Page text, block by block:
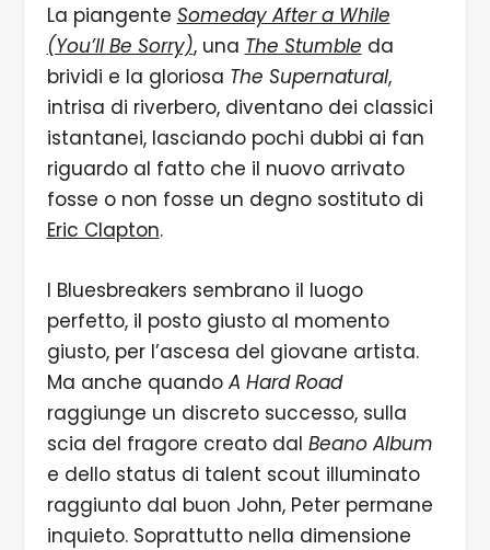
La piangente Someday After a While
(You’ll Be Sorry), una The Stumble da
brividi e la gloriosa The Supernatural,
intrisa di riverbero, diventano dei classici
istantanei, lasciando pochi dubbi ai fan
riguardo al fatto che il nuovo arrivato
fosse o non fosse un degno sostituto di
Eric Clapton.
I Bluesbreakers sembrano il luogo
perfetto, il posto giusto al momento
giusto, per l’ascesa del giovane artista.
Ma anche quando A Hard Road
raggiunge un discreto successo, sulla
scia del fragore creato dal Beano Album
e dello status di talent scout illuminato
raggiunto dal buon John, Peter permane
inquieto. Soprattutto nella dimensione